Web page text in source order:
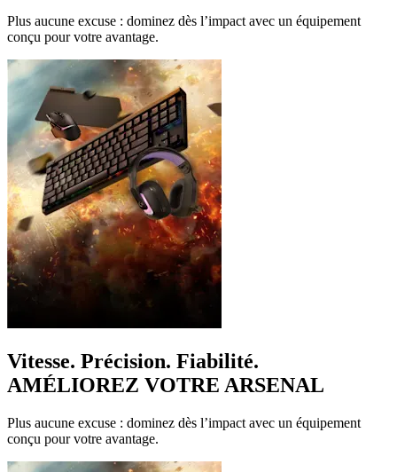
Plus aucune excuse : dominez dès l’impact avec un équipement
conçu pour votre avantage.
Vitesse. Précision. Fiabilité.
AMÉLIOREZ VOTRE ARSENAL
Plus aucune excuse : dominez dès l’impact avec un équipement
conçu pour votre avantage.